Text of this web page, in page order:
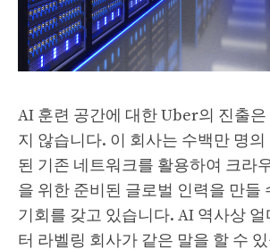
AI 훈련 공간에 대한 Uber의 진출은
지 않습니다. 이 회사는 수백만 명
된 기존 네트워크를 활용하여 크라
을 위한 준비된 글로벌 인력을 만들
기회를 갖고 있습니다. AI 역사상 얼
터 라벨링 회사가 같은 말을 할 수